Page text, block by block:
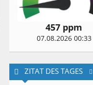
457 ppm
07.08.2026 00:33
ZITAT DES TAGES